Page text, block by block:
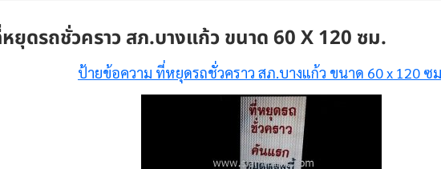
ยุดรถชั่วคราว สภ.บางแก้ว ขนาด 60 X 120 ซม.
ป้ายข้อความ ที่หยุดรถชั่วคราว สภ.บางแก้ว ขนาด 60 x 120 ซ